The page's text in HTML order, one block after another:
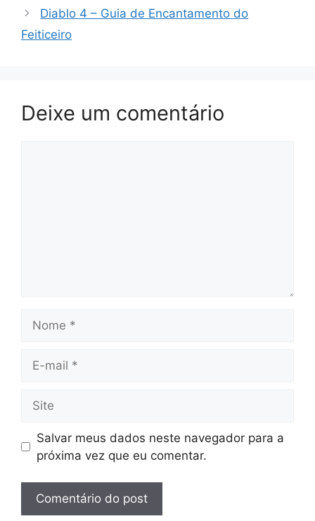
Diablo 4 – Guia de Encantamento do
Feiticeiro
Deixe um comentário
mail
Salvar meus dados neste navegador para a
próxima vez que eu comentar.